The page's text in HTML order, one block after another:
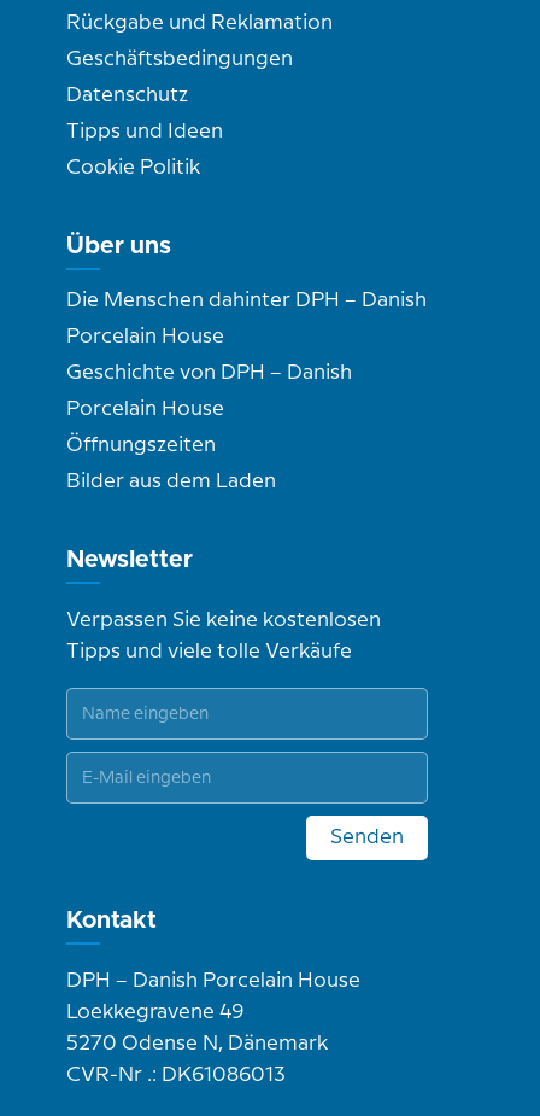
Rückgabe und Reklamation
Geschäftsbedingungen
Datenschutz
Tipps und Ideen
Cookie Politik
Über uns
Die Menschen dahinter DPH – Danish
Porcelain House
Geschichte von DPH – Danish
Porcelain House
Öffnungszeiten
Bilder aus dem Laden
Newsletter
Verpassen Sie keine kostenlosen
Tipps und viele tolle Verkäufe
Senden
Kontakt
DPH – Danish Porcelain House
Loekkegravene 49
5270 Odense N, Dänemark
CVR-Nr .: DK61086013